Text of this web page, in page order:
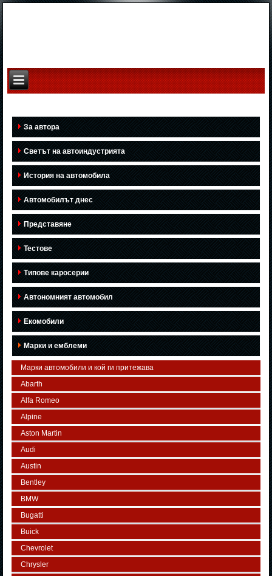
За автора
Светът на автоиндустрията
История на автомобила
Автомобилът днес
Представяне
Тестове
Типове каросерии
Автономният автомобил
Екомобили
Марки и емблеми
Марки автомобили и кой ги притежава
Abarth
Alfa Romeo
Alpine
Aston Martin
Audi
Austin
Bentley
BMW
Bugatti
Buick
Chevrolet
Chrysler